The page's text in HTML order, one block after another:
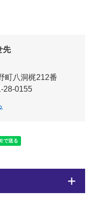
先
町八洞梶212番
28-0155